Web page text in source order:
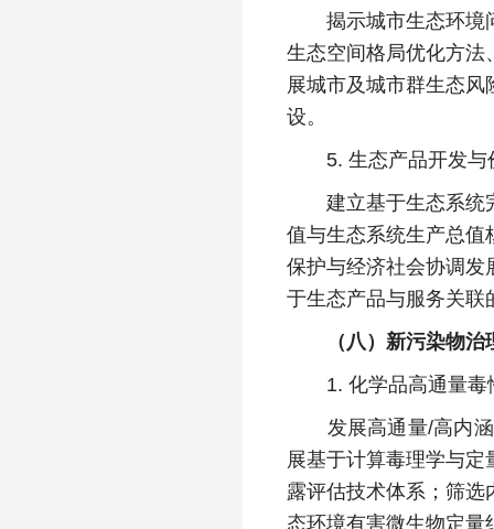
揭示城市生态环境问
生态空间格局优化方法
展城市及城市群生态
设。
5. 生态产品开发与
建立基于生态系统完
值与生态系统生产总值
保护与经济社会协调发
于生态产品与服务关联
（八）新污染物治
1. 化学品高通量毒
发展高通量/高内涵
展基于计算毒理学与
露评估技术体系；筛
态环境有害微生物定